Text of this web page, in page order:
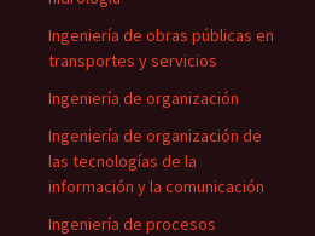
Ingeniería de obras públicas en
transportes y servicios
Ingeniería de organización
Ingeniería de organización de
las tecnologías de la
información y la comunicación
Ingeniería de procesos